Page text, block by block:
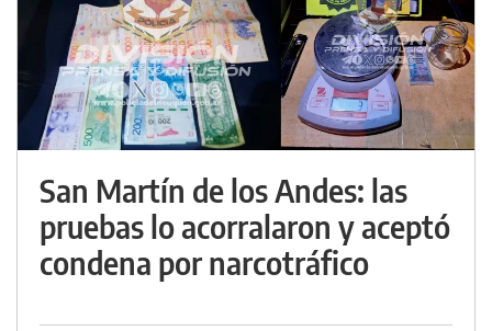
San Martín de los Andes: las
pruebas lo acorralaron y aceptó
condena por narcotráfico